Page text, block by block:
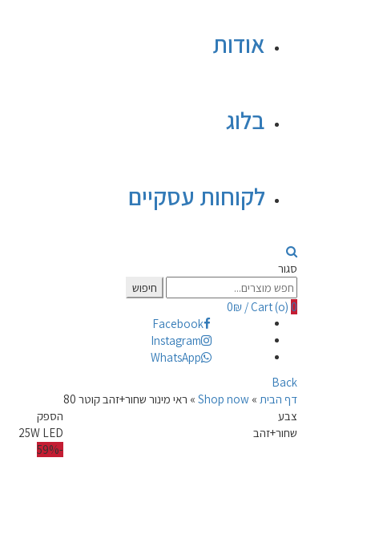
אודות
בלוג
לקוחות עסקיים
סגור
Search
for:
חיפוש
Cart (o) 0
/
0₪
Facebook
Instagram
WhatsApp
Back
דף הבית »
Shop now
» ראי מינור שחור+זהב קוטר 80
הספק
25W LED
צבע
שחור+זהב
-59%